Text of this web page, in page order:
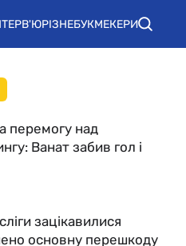
РІЗНЕБУКМЕКЕРИ
перемогу над
Ванат забив гол і
зацікавилися
основну перешкоду